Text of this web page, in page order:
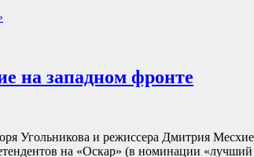
на западном фронте
Угольникова и режиссера Дмитрия
на «Оскар» (в номинации